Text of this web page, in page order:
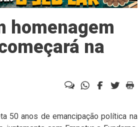
homenagem
na
50 anos de emancipação política na